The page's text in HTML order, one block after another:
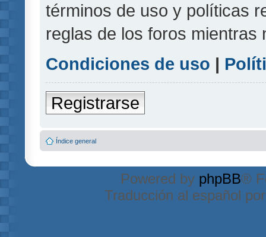
términos de uso y políticas
reglas de los foros mientras
Condiciones de uso |
Registrarse
Índice general
Powered by phpBB®
Traducción al español